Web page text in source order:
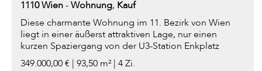
1110Wien-Wohnung, Kauf
Diese charmante Wohnung im 11. Bezirk von Wien
liegt in einer äußerst attraktiven Lage, nur einen
kurzen Spaziergang von der U3-Station Enkplatz
entfernt. Die Umgebung...
349.000,00 € | 93,50 m² | 4 Zi.